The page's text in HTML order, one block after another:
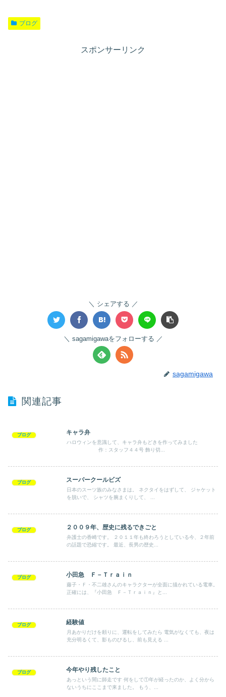
ブログ
スポンサーリンク
シェアする
sagamigawaをフォローする
sagamigawa
関連記事
ブログ キャラ弁
ハロウィンを意識して、キャラ弁もどきを作ってみました
作：スタッフ４４号 飾り切...
ブログ スーパークールビズ
日本のスーツ族のみなさまは。 ネクタイをはずして、 ジャケット
を脱いで、 シャツを腕まくりして、 ...
ブログ ２００９年、歴史に残るできごと
弁護士の香崎です。 ２０１１年も終わろうとしている今、２年前
の話題で恐縮です。 最近、長男の歴史...
ブログ 小田急 Ｆ－Ｔｒａｉｎ
藤子・Ｆ・不二雄さんのキャラクターが全面に描かれている電車。
正確には、『小田急 Ｆ－Ｔｒａｉｎ』と...
ブログ 経験値
月あかりだけを頼りに、運転をしてみたら 電気がなくても、夜は
充分明るくて、影ものびるし、前も見える ...
ブログ 今年やり残したこと
あっという間に師走です 何をして①年が経ったのか、よく分から
ないうちにここまで来ました。 もう、...